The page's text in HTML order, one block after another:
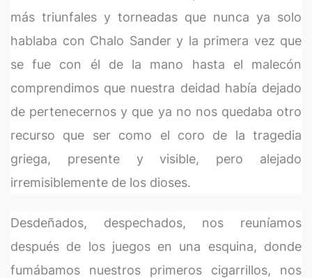
más triunfales y torneadas que nunca ya solo
hablaba con Chalo Sander y la primera vez que
se fue con él de la mano hasta el malecón
comprendimos que nuestra deidad había dejado
de pertenecernos y que ya no nos quedaba otro
recurso que ser como el coro de la tragedia
griega, presente y visible, pero alejado
irremisiblemente de los dioses.
Desdeñados, despechados, nos reuníamos
después de los juegos en una esquina, donde
fumábamos nuestros primeros cigarrillos, nos